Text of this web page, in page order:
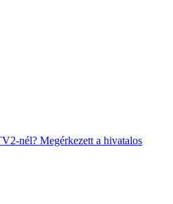
nél? Megérkezett a hivatalos